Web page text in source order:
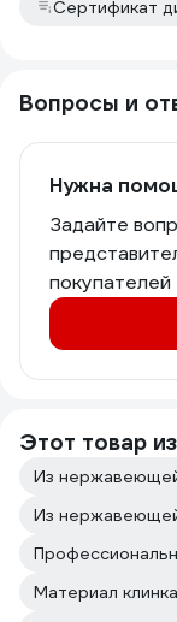
Сертификат
Вопросы и
Нужна
Задайте
покупателей
Этот товар
Из
Из
Материал